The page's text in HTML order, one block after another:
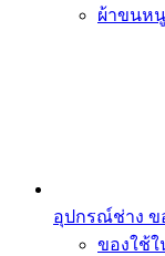
ผ้าขนหนู
อุปกรณ์ช่าง ข
ของใช้